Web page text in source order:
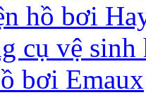
hồ bơi
cụ vệ
bơi Emaux